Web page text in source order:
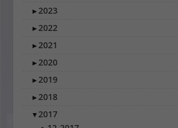
►2023
►2022
►2021
►2020
►2019
►2018
▼2017